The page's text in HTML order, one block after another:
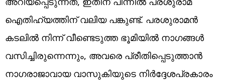
ഐതിഹ്യത്തിന് വലിയ പങ്കുണ്ട്. പരശുരാമൻ
കടലിൽ നിന്ന് വീണ്ടെടുത്ത ഭൂമിയിൽ നാഗങ്ങൾ
വസിച്ചിരുന്നെന്നും, അവരെ പ്രീതിപ്പെടുത്താൻ
നാഗരാജാവായ വാസുകിയുടെ നിർദ്ദേശപ്രകാരം